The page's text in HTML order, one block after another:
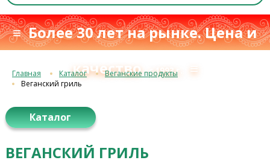
≡ Более 30 лет на рынке. Цена и
качествос 1993 г. ≡
Главная Каталог
Веганские продукты
Веганский гриль
Каталог
ВЕГАНСКИЙ ГРИЛЬ